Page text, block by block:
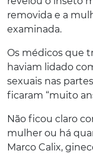
removida e a
examinada.
Os médicos que
haviam lidado
sexuais nas
ficaram “muito
Não ficou claro
mulher ou há
Marco Calix,